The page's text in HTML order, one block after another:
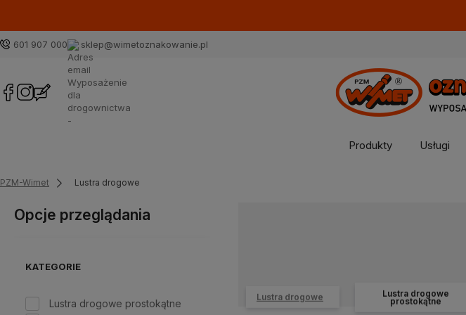
601 907 000 sklep@wimetoznakowanie.pl
Produkty Usługi
PZM-Wimet Lustra drogowe
Opcje przeglądania
KATEGORIE
Lustra drogowe prostokątne
Lustra drogowe Lustra drogowe
prostokątne